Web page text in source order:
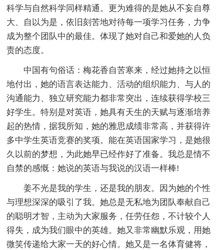
科学与自然科学同样精通。更为难得的是她从不妄自尊
大、自以为是，依旧刻苦地对待每一项学习任务，力争
成为整个团队中的最佳。体现了她对自己和爱她的人负
责的态度。
中国有句俗话：梅花香自苦寒来，经过她持之以恒
地付出，她的语言表达能力、活动的组织能力、与人的
沟通能力、独立研究能力都非常突出，连续获得学校三
好学生。特别是对英语，她具有天生的天赋与逐渐培养
起的热情，据我所知，她的雅思成绩非常高，并获得许
多中学生英语竞赛的奖项。能在英语国家学习，是她很
久以前的梦想，为此她早已经作好了准备。我总是情不
自禁的感慨：她说的英语与我说的汉语一样棒!
姜不光是我的学生，还是我的朋友。因为她的个性
与理想深深的吸引了我。她总是无私地为团队奉献自己
的聪明才智，主动为大家服务，任劳任怨，不计较个人
得失，成为我们眼中的英雄。她又非常幽默乐观，用她
微笑传递给大家一天的好心情。她又是一名体育健将，